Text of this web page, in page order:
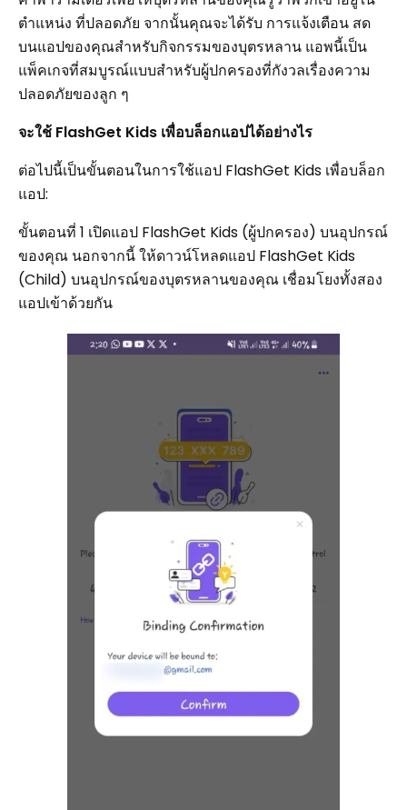
ตำแหน่ง ที่ปลอดภัย จากนั้นคุณจะได้รับ การแจ้งเตือน สด
บนแอปของคุณสำหรับกิจกรรมของบุตรหลาน แอพนี้เป็น
แพ็คเกจที่สมบูรณ์แบบสำหรับผู้ปกครองที่กังวลเรื่องความ
ปลอดภัยของลูก ๆ
จะใช้ FlashGet Kids เพื่อบล็อกแอปได้อย่างไร
ต่อไปนี้เป็นขั้นตอนในการใช้แอป FlashGet Kids เพื่อบล็อก
แอป:
ขั้นตอนที่ 1 เปิดแอป FlashGet Kids (ผู้ปกครอง) บนอุปกรณ์
ของคุณ นอกจากนี้ ให้ดาวน์โหลดแอป FlashGet Kids
(Child) บนอุปกรณ์ของบุตรหลานของคุณ เชื่อมโยงทั้งสอง
แอปเข้าด้วยกัน